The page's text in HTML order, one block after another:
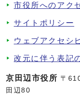
市役所へのアク
サイトポリシー
ウェブアクセシ
改元に伴う表記
京田辺市役所 〒
田辺80